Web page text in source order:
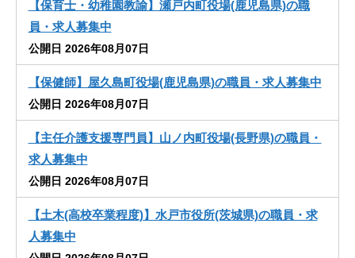
【保育士・幼稚園教諭】瀬戸内町役場(鹿児島県)の職
員・求人募集中
公開日 2026年08月07日
【保健師】屋久島町役場(鹿児島県)の職員・求人募集中
公開日 2026年08月07日
【主任介護支援専門員】山ノ内町役場(長野県)の職員・
求人募集中
公開日 2026年08月07日
【土木(高校卒業程度)】水戸市役所(茨城県)の職員・求
人募集中